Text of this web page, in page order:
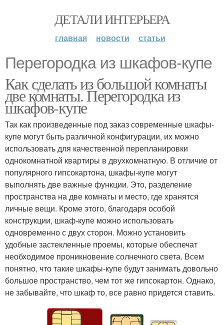
ДЕТАЛИ ИНТЕРЬЕРА
главная новости статьи
Перегородка из шкафов-купе
Как сделать из большой комнаты
две комнаты. Перегородка из
шкафов-купе
Так как произведенные под заказ современные шкафы-
купе могут быть различной конфигурации, их можно
использовать для качественной перепланировки
однокомнатной квартиры в двухкомнатную. В отличие от
популярного гипсокартона, шкафы-купе могут
выполнять две важные функции. Это, разделение
пространства на две комнаты и место, где хранятся
личные вещи. Кроме этого, благодаря особой
конструкции, шкаф-купе можно использовать
одновременно с двух сторон. Можно установить
удобные застекленные проемы, которые обеспечат
необходимое проникновение солнечного света. Всем
понятно, что такие шкафы-купе будут занимать довольно
большое пространство, чем тот же гипсокартон. Однако,
не забывайте, что шкаф то, все равно придется ставить.